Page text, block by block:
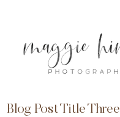
Blog Post Title Three